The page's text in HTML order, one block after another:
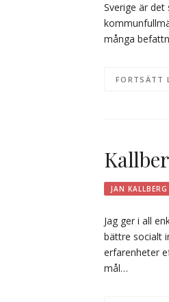
Sverige är
många
FORTSÄTT
JAN KALLBERG
Jag ger i all
bättre socialt
erfarenheter
mål…